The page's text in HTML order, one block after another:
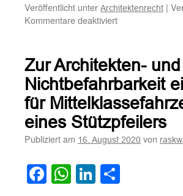
Veröffentlicht unter Architektenrecht |
Kommentare deaktiviertfür
der
eines
Architekten
Zur Architekten-
Nichtbefahrbarkeit
für
eines Stützpfeilers
Publiziert am 16. August 2020 von
Facebook
WhatsApp
LinkedIn